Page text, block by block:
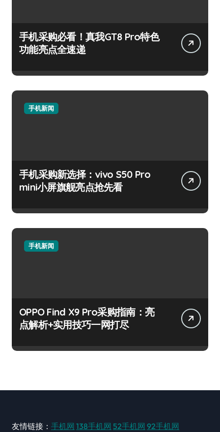
手机采购必看！真我GT8 Pro特色
功能亮点全速递
手机新闻
手机采购新选择：vivo S50 Pro
mini小屏旗舰亮点抢先看
手机新闻
OPPO Find X9 Pro采购指南：亮
点解析+实用技巧一网打尽
友情链接： 手机网 138手机网 52手机网 92手机网